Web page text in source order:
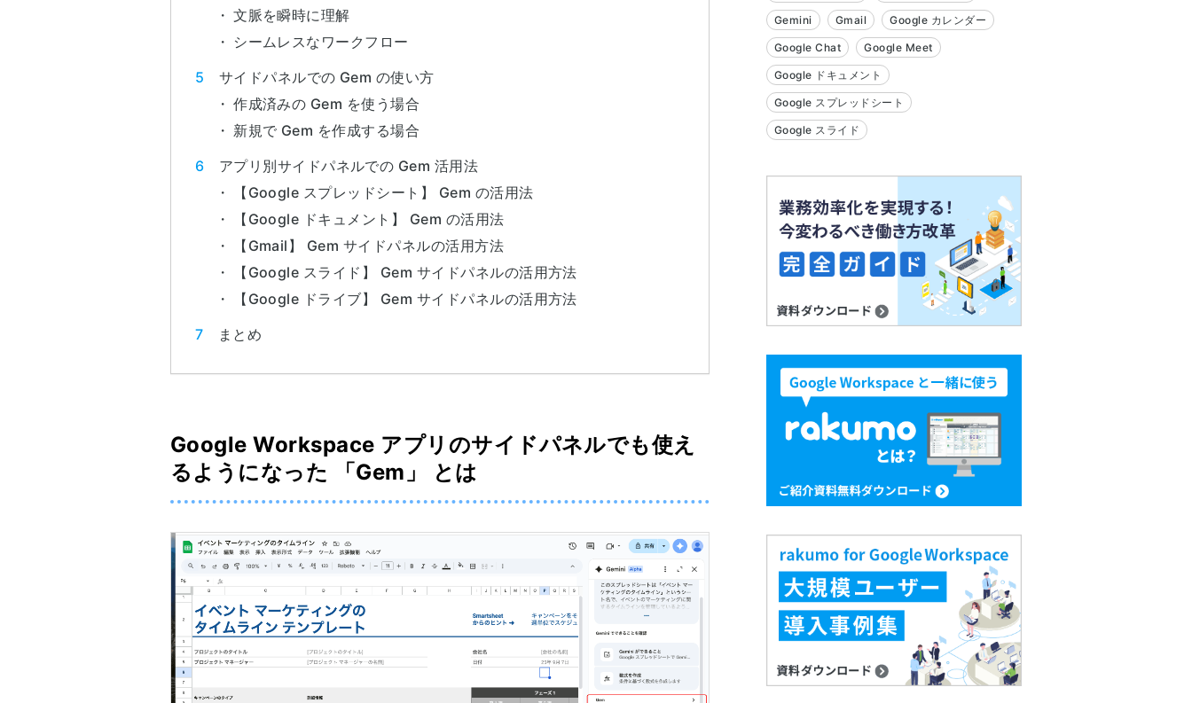
文脈を瞬時に理解
シームレスなワークフロー
サイドパネルでの Gem の使い方
作成済みの Gem を使う場合
新規で Gem を作成する場合
アプリ別サイドパネルでの Gem 活用法
【Google スプレッドシート】 Gem の活用法
【Google ドキュメント】 Gem の活用法
【Gmail】 Gem サイドパネルの活用方法
【Google スライド】 Gem サイドパネルの活用方法
【Google ドライブ】 Gem サイドパネルの活用方法
まとめ
Google Workspace アプリのサイドパネルでも使え
るようになった 「Gem」 とは
Gemini Gmail Google カレンダー
Google Chat Google Meet
Google ドキュメント
Google スプレッドシート
Google スライド